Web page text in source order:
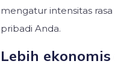
mengatur intensitas
pribadi Anda.
Lebih